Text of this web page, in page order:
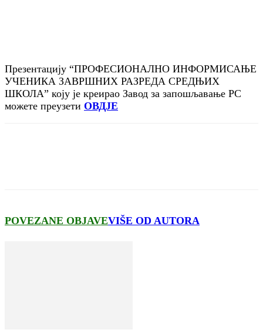
Презентацију “ПРОФЕСИОНАЛНО ИНФОРМИСАЊЕ
УЧЕНИКА ЗАВРШНИХ РАЗРЕДА СРЕДЊИХ
ШКОЛА” коју је креирао Завод за запошљавање РС
можете преузети ОВДЈЕ
POVEZANE OBJAVEVIŠE OD AUTORA